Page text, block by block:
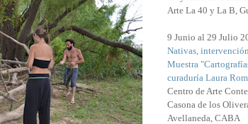
Arte La 40 y La B,
9 Junio al 29 Julio
Nativas, intervención
Muestra
curaduría Laura
Centro de Arte
Casona de los
Avellaneda, CABA